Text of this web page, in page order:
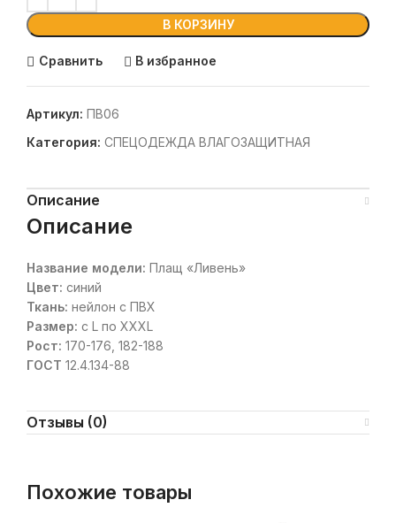
В КОРЗИНУ
Сравнить В избранное
Артикул: ПВ06
Категория: СПЕЦОДЕЖДА ВЛАГОЗАЩИТНАЯ
Описание
Описание
Название модели: Плащ «Ливень»
Цвет: синий
Ткань: нейлон с ПВХ
Размер: с L по XXXL
Рост: 170-176, 182-188
ГОСТ 12.4.134-88
Отзывы (0)
Похожие товары